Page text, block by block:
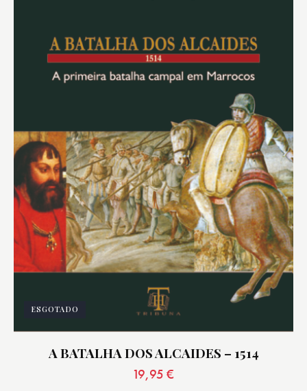
ESGOTADO
A BATALHA DOS ALCAIDES – 1514
19,95 €